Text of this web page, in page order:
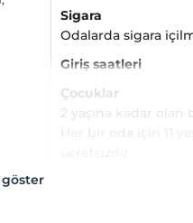
Sigara
Odalarda sigara
Giriş saatleri
Çocuklar
2 yaşına kadar